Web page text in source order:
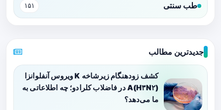
طب سنتی ۱۵۱
جدیدترین مطالب
کشف زودهنگام زیرشاخه K ویروس آنفلوانزا
A(H۳N۲) در فاضلاب کلرادو؛ چه اطلاعاتی به
ما می‌دهد؟